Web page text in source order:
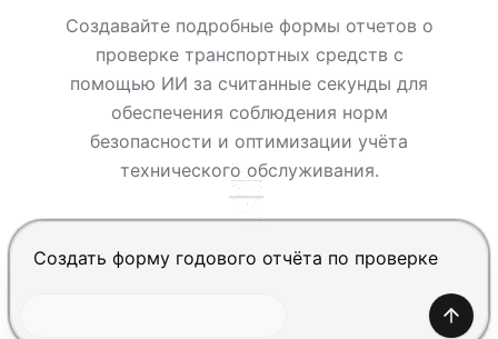
ВОЙТИ
ПОПРОБОВАТЬ БЕСПЛАТНО
Создавайте подробные формы отчетов о
проверке транспортных средств с
помощью ИИ за считанные секунды для
обеспечения соблюдения норм
безопасности и оптимизации учёта
технического обслуживания.
Нажмите Enter, чтобы отправить, Shift+Enter —